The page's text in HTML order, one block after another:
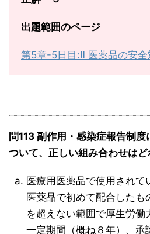
出題範囲のページ
第5章-5日目:Ⅱ 医薬品の安全
問113 副作用・感染症報告制
ついて、正しい組み合わせはど
医療用医薬品で使用されて
医薬品で初めて配合した
を超えない範囲で厚生労働
一定期間（概ね８年）、承